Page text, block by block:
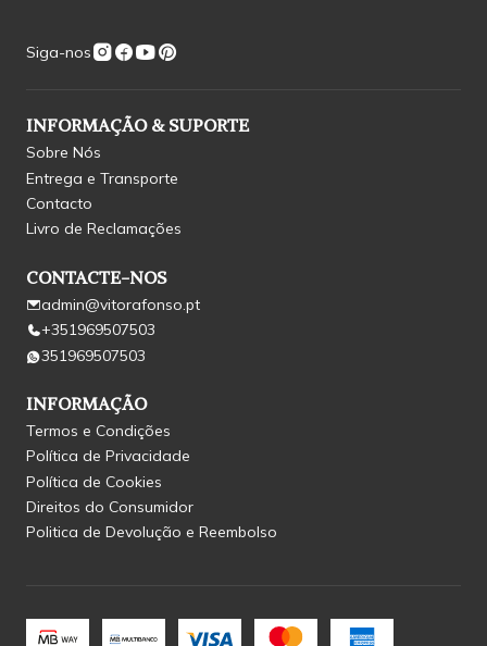
Siga-nos
INFORMAÇÃO & SUPORTE
Sobre Nós
Entrega e Transporte
Contacto
Livro de Reclamações
CONTACTE-NOS
admin@vitorafonso.pt
+351969507503
351969507503
INFORMAÇÃO
Termos e Condições
Política de Privacidade
Política de Cookies
Direitos do Consumidor
Politica de Devolução e Reembolso